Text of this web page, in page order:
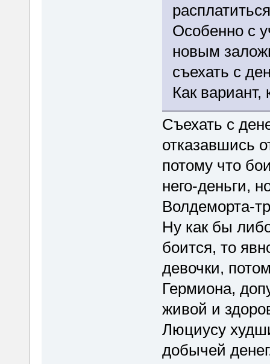
Особенно с
новым
съехать с
Как вариант,
Съехать с
отказавшись
потому что
него-деньги,
Волдеморта-
Ну как бы
боится, то
девочки,
Гермиона,
живой и
Люциусу
добычей